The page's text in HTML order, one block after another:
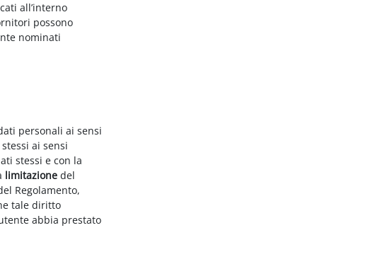
all’interno
possono
nominati
personali ai sensi
ai sensi
stessi e con la
limitazione del
Regolamento,
tale diritto
abbia prestato